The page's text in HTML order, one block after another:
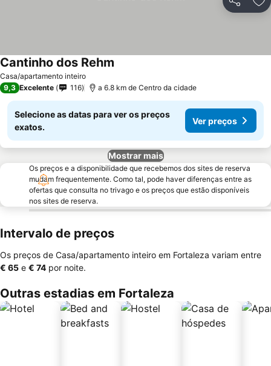
Partilhar
Casa/apartamento inteiro
Cantinho dos Rehm
9,3 Excelente 116 a 6.8 km de Centro da cidade
Selecione as datas para ver os preços
exatos.
Ver preços
Mostrar mais
Os preços e a disponibilidade que recebemos dos sites de reserva
mudam frequentemente. Como tal, pode haver diferenças entre as
ofertas que consulta no trivago e os preços que estão disponíveis
nos sites de reserva.
Intervalo de preços
Os preços de Casa/apartamento inteiro em Fortaleza variam entre
‎€ 65 e ‎€ 74 por noite.
Outras estadias em Fortaleza